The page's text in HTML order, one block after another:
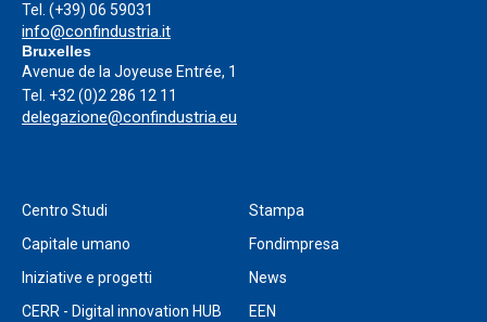
Tel. (+39) 06 59031
info@confindustria.it
Bruxelles
Avenue de la Joyeuse Entrée, 1
Tel. +32 (0)2 286 12 11
delegazione@confindustria.eu
Centro Studi
Stampa
Capitale umano
Fondimpresa
Iniziative e progetti
News
CERR - Digital innovation HUB
EEN